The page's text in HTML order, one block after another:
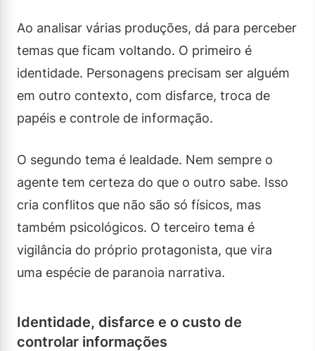
Ao analisar várias produções, dá para perceber
temas que ficam voltando. O primeiro é
identidade. Personagens precisam ser alguém
em outro contexto, com disfarce, troca de
papéis e controle de informação.
O segundo tema é lealdade. Nem sempre o
agente tem certeza do que o outro sabe. Isso
cria conflitos que não são só físicos, mas
também psicológicos. O terceiro tema é
vigilância do próprio protagonista, que vira
uma espécie de paranoia narrativa.
Identidade, disfarce e o custo de
controlar informações